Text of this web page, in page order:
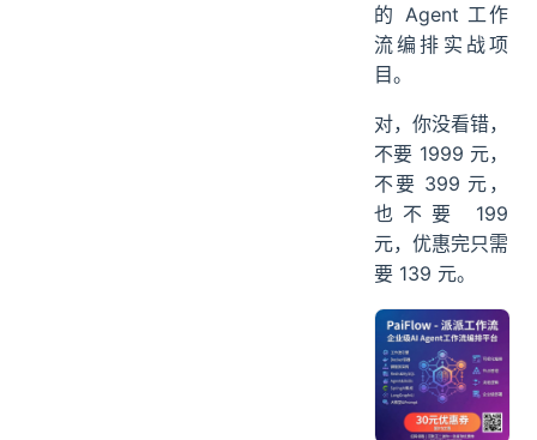
的 Agent 工作
流编排实战项
目。
对，你没看错，
不要 1999 元，
不要 399 元，
也不要 199
元，优惠完只需
要 139 元。